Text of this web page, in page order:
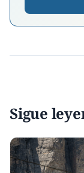
Sigue